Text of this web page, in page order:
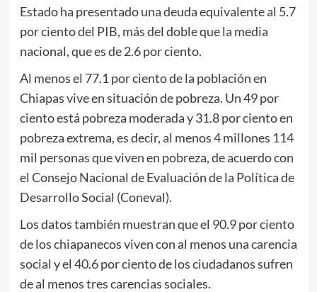
Estado ha presentado una deuda equivalente al 5.7
por ciento del PIB, más del doble que la media
nacional, que es de 2.6 por ciento.
Al menos el 77.1 por ciento de la población en
Chiapas vive en situación de pobreza. Un 49 por
ciento está pobreza moderada y 31.8 por ciento en
pobreza extrema, es decir, al menos 4 millones 114
mil personas que viven en pobreza, de acuerdo con
el Consejo Nacional de Evaluación de la Política de
Desarrollo Social (Coneval).
Los datos también muestran que el 90.9 por ciento
de los chiapanecos viven con al menos una carencia
social y el 40.6 por ciento de los ciudadanos sufren
de al menos tres carencias sociales.